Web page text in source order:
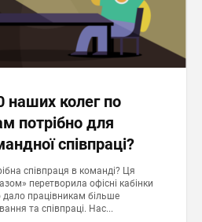
наших колег по
потрібно для
співпраці?
співпраця в команді? Ця
перетворила офісні кабінки
дало працівникам більше
та співпраці. Нас...